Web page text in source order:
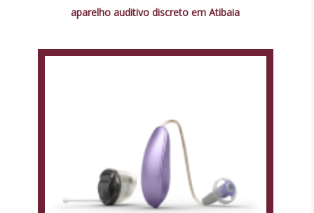
aparelho auditivo discreto em Atibaia